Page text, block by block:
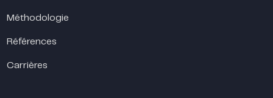
Méthodologie
Références
Carrières